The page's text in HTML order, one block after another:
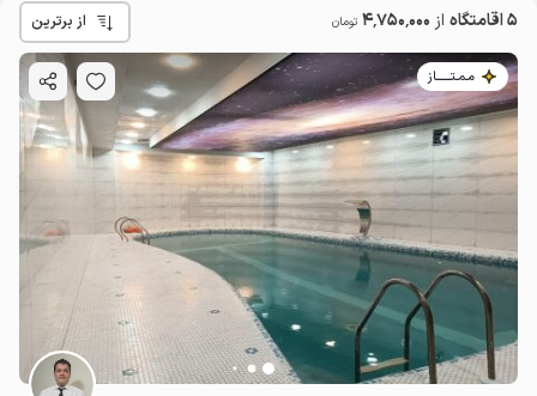
5 اقامتگاه از 4٬750٬000 تومان از برترین
مـمـتــــــاز